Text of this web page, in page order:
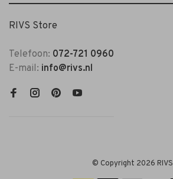
RIVS Store
Telefoon: 072-721 0960
E-mail: info@rivs.nl
© Copyright 2026 RIVS